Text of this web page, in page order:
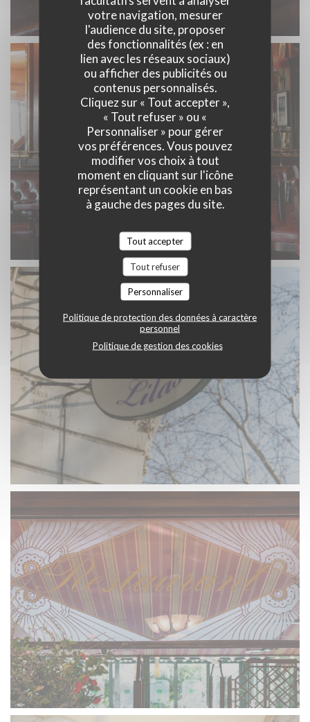
votre navigation, mesurer
l'audience du site, proposer
des fonctionnalités (ex : en
lien avec les réseaux sociaux)
ou afficher des publicités ou
contenus personnalisés.
Cliquez sur « Tout accepter »,
« Tout refuser » ou «
Personnaliser » pour gérer
vos préférences. Vous pouvez
modifier vos choix à tout
moment en cliquant sur l'icône
représentant un cookie en bas
à gauche des pages du site.
Tout accepter
Tout refuser
Personnaliser
Politique de protection des données à caractère
personnel
Politique de gestion des cookies